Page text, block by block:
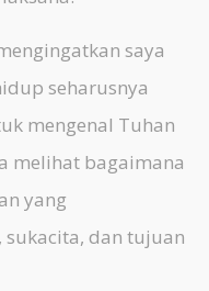
saya
seharusnya
mengenal Tuhan
melihat bagaimana
yang
dan tujuan